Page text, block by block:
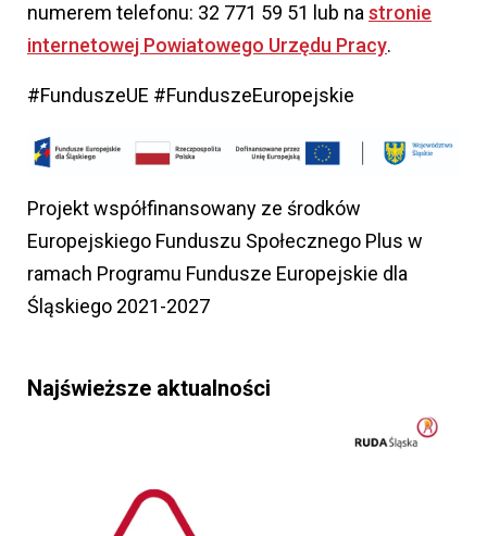
numerem telefonu: 32 771 59 51 lub nastronie
internetowej Powiatowego Urzędu Pracy.
#FunduszeUE #FunduszeEuropejskie
Projekt współfinansowany ze środków
Europejskiego Funduszu Społecznego Plus w
ramach Programu Fundusze Europejskie dla
Śląskiego 2021-2027
Najświeższe aktualności